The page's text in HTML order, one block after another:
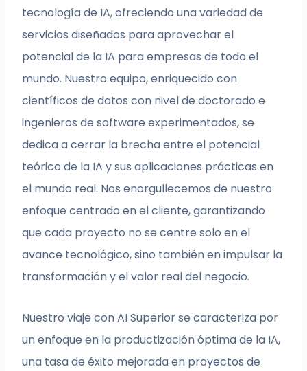
tecnología de IA, ofreciendo una variedad de
servicios diseñados para aprovechar el
potencial de la IA para empresas de todo el
mundo. Nuestro equipo, enriquecido con
científicos de datos con nivel de doctorado e
ingenieros de software experimentados, se
dedica a cerrar la brecha entre el potencial
teórico de la IA y sus aplicaciones prácticas en
el mundo real. Nos enorgullecemos de nuestro
enfoque centrado en el cliente, garantizando
que cada proyecto no se centre solo en el
avance tecnológico, sino también en impulsar la
transformación y el valor real del negocio.
Nuestro viaje con AI Superior se caracteriza por
un enfoque en la productización óptima de la IA,
una tasa de éxito mejorada en proyectos de